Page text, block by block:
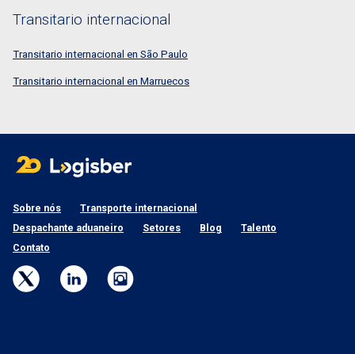
Transitario internacional
Transitario internacional en São Paulo
Transitario internacional en Marruecos
Sobre nós
Transporte internacional
Despachante aduaneiro
Setores Blog
Talento
Contato